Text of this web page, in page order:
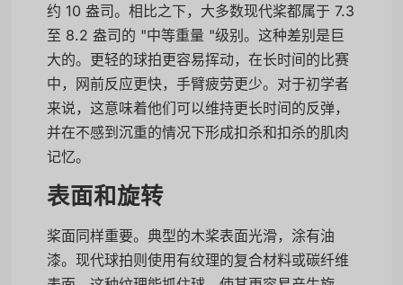
约 10 盎司。相比之下，大多数现代桨都属于 7.3
至 8.2 盎司的 "中等重量 "级别。这种差别是巨
大的。更轻的球拍更容易挥动，在长时间的比赛
中，网前反应更快，手臂疲劳更少。对于初学者
来说，这意味着他们可以维持更长时间的反弹，
并在不感到沉重的情况下形成扣杀和扣杀的肌肉
记忆。
表面和旋转
桨面同样重要。典型的木桨表面光滑，涂有油
漆。现代球拍则使用有纹理的复合材料或碳纤维